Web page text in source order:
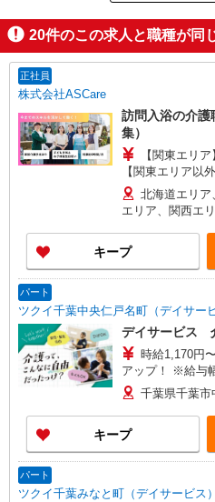
掲載期
20件のこの求人と職種が同
正社員
株式会社ASCare
訪問入浴の介護
集）
【関東エリ
【関東エリア以
※勤務地域によ
付金手当含む ※各
リアステップ年
勤続年数5年）
年 2〜3年で所長
ブロック長（平
北海道エリア
エリア、関西エ
属されます。 ※
る異動等はござ
キープ
パート
ツクイ千葉中央仁戸名町（デイサービ
デイサービス
時給1,170円〜1,270円 ★土
アップ！ ※給与
千葉県千葉市
キープ
パート
ツクイ千葉みなと町（デイサービス）